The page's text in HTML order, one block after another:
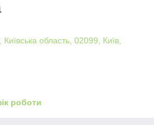
область, 02099, Київ,
роботи